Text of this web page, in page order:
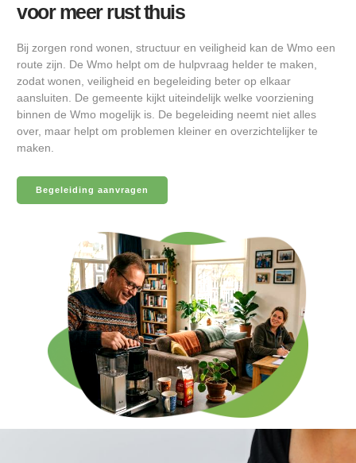
voor meer rust thuis
Bij zorgen rond wonen, structuur en veiligheid kan de Wmo een
route zijn. De Wmo helpt om de hulpvraag helder te maken,
zodat wonen, veiligheid en begeleiding beter op elkaar
aansluiten. De gemeente kijkt uiteindelijk welke voorziening
binnen de Wmo mogelijk is. De begeleiding neemt niet alles
over, maar helpt om problemen kleiner en overzichtelijker te
maken.
Begeleiding aanvragen